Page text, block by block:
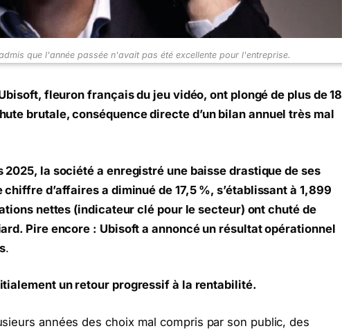
que l'année passée n'avait pas été excellente pour l'entreprise.
fleuron français du jeu vidéo, ont plongé de plus de 18
brutale, conséquence directe d’un bilan annuel très mal
2025, la société a enregistré une baisse drastique de ses
d’affaires a diminué de 17,5 %, s’établissant à 1,899
nettes (indicateur clé pour le secteur) ont chuté de
Pire encore : Ubisoft a annoncé un résultat opérationnel
.
un retour progressif à la rentabilité.
années des choix mal compris par son public, des